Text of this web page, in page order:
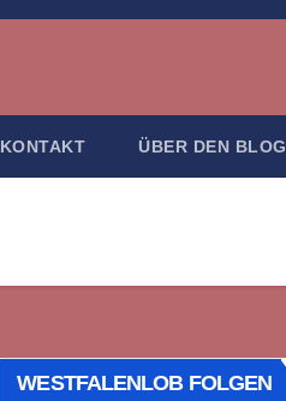
KONTAKT ÜBER DEN BLOG
WESTFALENLOB FOLGEN